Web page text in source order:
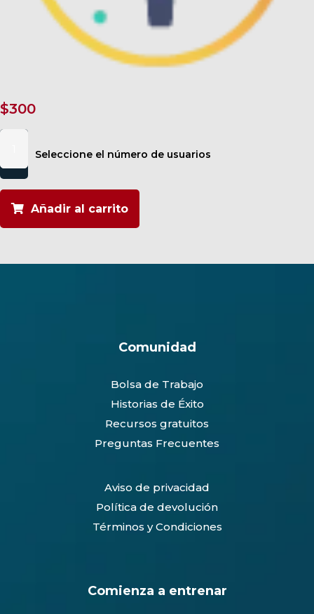
$300
Cuando
piden
un
descuento
cantidad
Seleccione el número de usuarios
Añadir al carrito
Comunidad
Bolsa de Trabajo
Historias de Éxito
Recursos gratuitos
Preguntas Frecuentes
Aviso de privacidad
Política de devolución
Términos y Condiciones
Comienza a entrenar